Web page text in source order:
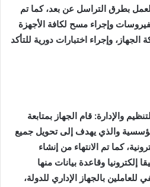
للعمل بطرق التراسل عن بعد، كما تم
وإجراء مسح لكافة الأجهزة
وإجراء اختبارات دورية للتأكد
والإدارة: قام الجهاز بمتابعة
والذي يهدف إلى تحويل جميع
كما تم الانتهاء من إنشاء
وتحديث عدد 22 تطبيقا إلكترونيا وقاعدة بيانات منها
بالجهاز الإداري للدولة،